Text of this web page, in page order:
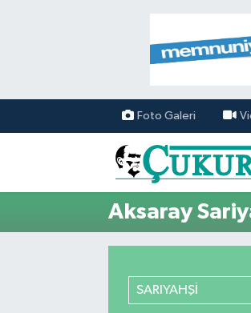
Foto Galeri
Aksaray
SARIYAHŞİ
Mersin Nöbetçi Eczaneler
Mersin Hava Durumu
Mersin Namaz Vakitleri
Mersin Trafik Yoğunluk Haritası
Süper Lig Puan Durumu ve Fikstür
Son Dakika Haberleri